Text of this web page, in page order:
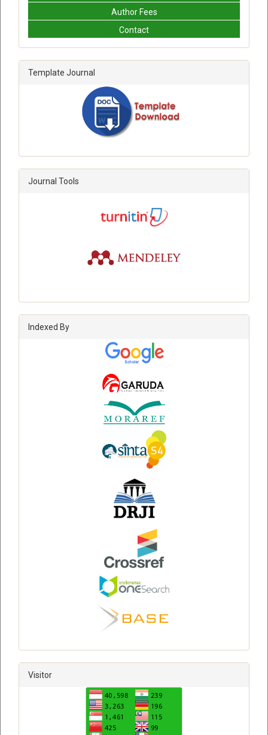
Author Fees
Contact
Template Journal
Journal Tools
Indexed By
Visitor